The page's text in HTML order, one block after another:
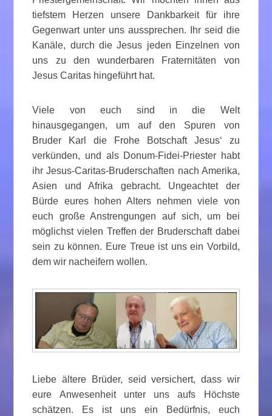
tiefstem Herzen unsere Dankbarkeit für ihre
Gegenwart unter uns aussprechen. Ihr seid die
Kanäle, durch die Jesus jeden Einzelnen von
uns zu den wunderbaren Fraternitäten von
Jesus Caritas hingeführt hat.
Viele von euch sind in die Welt
hinausgegangen, um auf den Spuren von
Bruder Karl die Frohe Botschaft Jesus‘ zu
verkünden, und als Donum-Fidei-Priester habt
ihr Jesus-Caritas-Bruderschaften nach Amerika,
Asien und Afrika gebracht. Ungeachtet der
Bürde eures hohen Alters nehmen viele von
euch große Anstrengungen auf sich, um bei
möglichst vielen Treffen der Bruderschaft dabei
sein zu können. Eure Treue ist uns ein Vorbild,
dem wir nacheifern wollen.
Liebe ältere Brüder, seid versichert, dass wir
eure Anwesenheit unter uns aufs Höchste
schätzen. Es ist uns ein Bedürfnis, euch